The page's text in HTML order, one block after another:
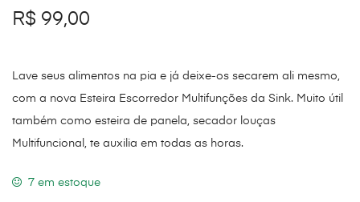
R$ 99,00
Lave seus alimentos na pia e já deixe-os secarem ali mesmo,
com a nova Esteira Escorredor Multifunções da Sink. Muito útil
também como esteira de panela, secador louças
Multifuncional, te auxilia em todas as horas.
7 em estoque